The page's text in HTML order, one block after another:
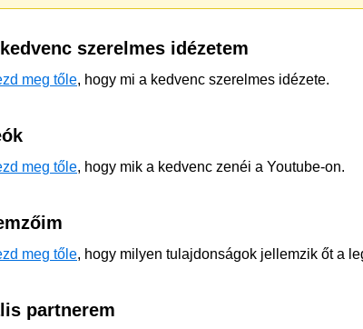
szerelmes idézetem
meg tőle, hogy mi a kedvenc szerelmes idézete.
meg tőle, hogy mik a kedvenc zenéi a Youtube-on.
meg tőle, hogy milyen tulajdonságok jellemzik őt a
partnerem